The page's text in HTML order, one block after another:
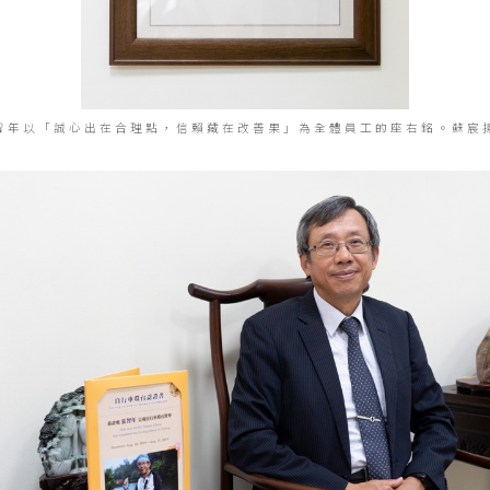
年以「誠心出在合理點，信賴藏在改善果」為全體員工的座右銘。蘇宸